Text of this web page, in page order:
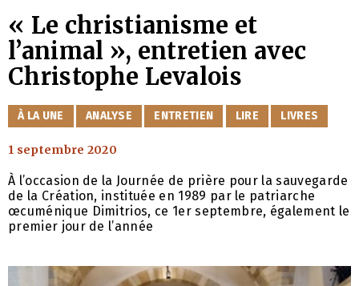
« Le christianisme et
l’animal », entretien avec
Christophe Levalois
CATÉGORIES
À LA UNE ANALYSE ENTRETIEN LIRE LIVRES
1 septembre 2020
À l’occasion de la Journée de prière pour la sauvegarde
de la Création, instituée en 1989 par le patriarche
œcuménique Dimitrios, ce 1er septembre, également le
premier jour de l’année